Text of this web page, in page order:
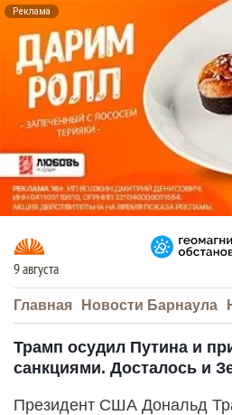
Реклама
9 августа
Главная Новости Барнаула
Трамп осудил Путина и
санкциями. Досталось и
Президент США Дональд